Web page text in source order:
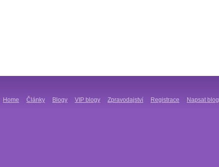
Home Články Blogy VIP blogy Zpravodajství Registrace Napsat blog